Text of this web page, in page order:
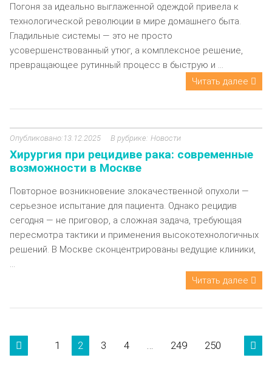
Погоня за идеально выглаженной одеждой привела к
технологической революции в мире домашнего быта.
Гладильные системы — это не просто
усовершенствованный утюг, а комплексное решение,
превращающее рутинный процесс в быструю и ...
Читать далее
13.12.2025 Новости
Хирургия при рецидиве рака: современные
возможности в Москве
Повторное возникновение злокачественной опухоли —
серьезное испытание для пациента. Однако рецидив
сегодня — не приговор, а сложная задача, требующая
пересмотра тактики и применения высокотехнологичных
решений. В Москве сконцентрированы ведущие клиники,
...
Читать далее
Пагинация
 1 2 3 4 249 250 